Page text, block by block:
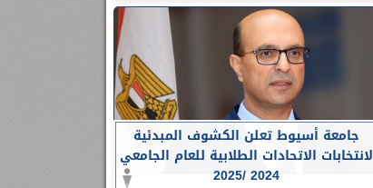
جامعة أسيوط تعلن الكشوف المبدئية
لانتخابات الاتحادات الطلابية للعام الجامعي
2024 /2025